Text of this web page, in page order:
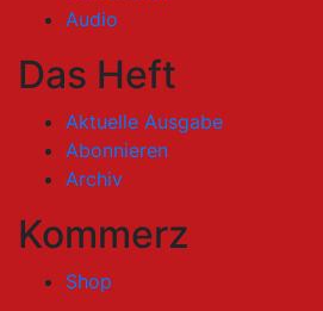
Audio
Das Heft
Aktuelle Ausgabe
Abonnieren
Archiv
Kommerz
Shop